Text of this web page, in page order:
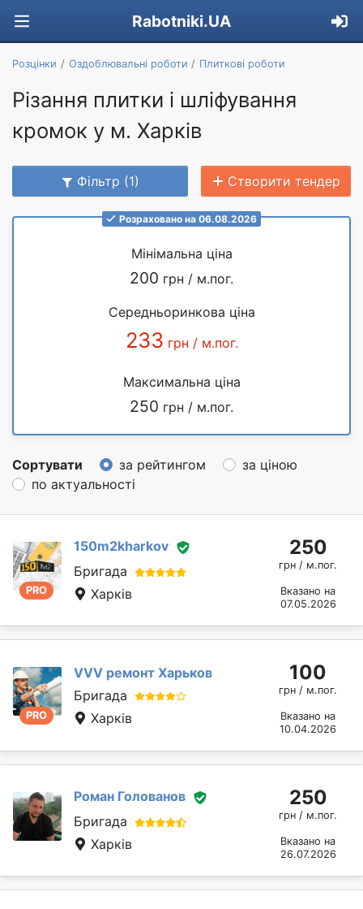
Rabotniki.UA
Розцінки Оздоблювальні роботи Плиткові роботи
Різання плитки і шліфування
кромок у м. Харків
Фільтр (1) Створити тендер
Розраховано на 06.08.2026
Мінімальна ціна
200 грн / м.пог.
Середньоринкова ціна
233 грн / м.пог.
Максимальна ціна
250 грн / м.пог.
Сортувати за рейтингом
за ціною
по актуальності
PRO
150m2kharkov
Бригада
Харків
250
грн / м.пог.
Вказано на
07.05.2026
PRO
VVV ремонт Харьков
Бригада
Харків
100
грн / м.пог.
Вказано на
10.04.2026
Роман Голованов
Бригада
Харків
250
грн / м.пог.
Вказано на
26.07.2026